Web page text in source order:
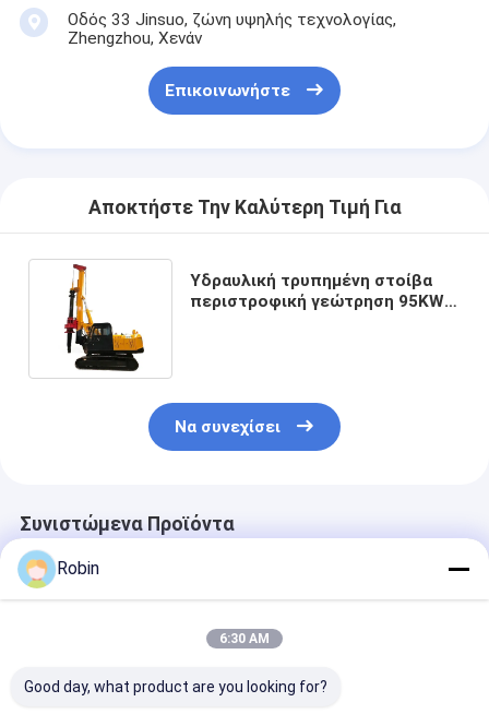
Οδός 33 Jinsuo, ζώνη υψηλής τεχνολογίας,
Zhengzhou, Χενάν
Επικοινωνήστε
Αποκτήστε Την Καλύτερη Τιμή Για
Υδραυλική τρυπημένη στοίβα
περιστροφική γεώτρηση 95KW
Να συνεχίσει
Συνιστώμενα Προϊόντα
Robin
6:30 AM
Good day, what product are you looking for?